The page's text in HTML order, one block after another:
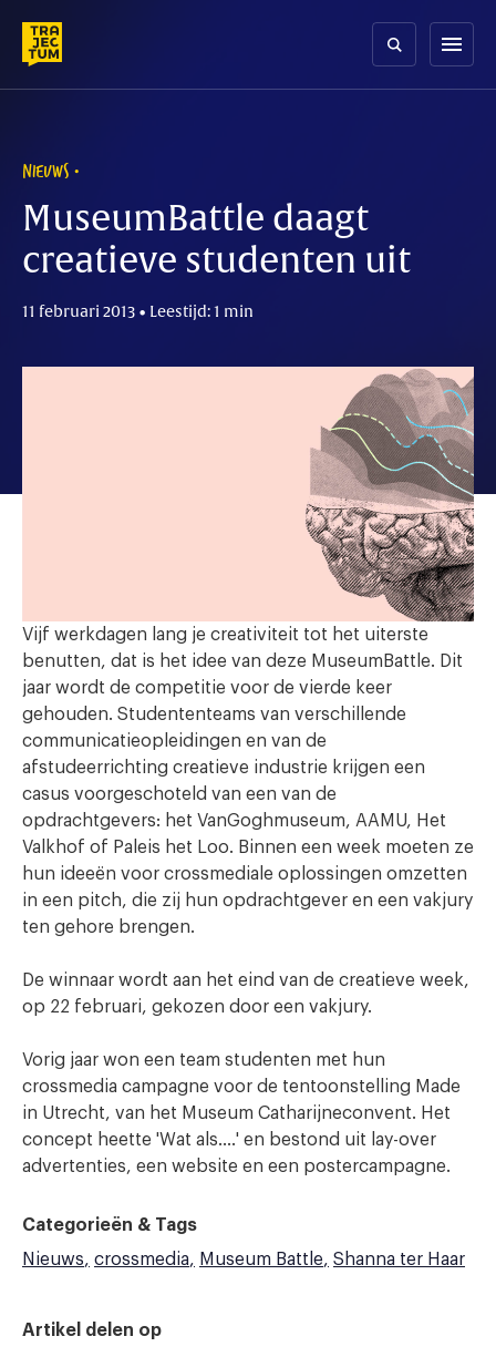
content
menu
NIEUWS
MuseumBattle daagt
creatieve studenten uit
11 februari 2013 • Leestijd: 1 min
Vijf werkdagen lang je creativiteit tot het uiterste
benutten, dat is het idee van deze MuseumBattle. Dit
jaar wordt de competitie voor de vierde keer
gehouden. Studententeams van verschillende
communicatieopleidingen en van de
afstudeerrichting creatieve industrie krijgen een
casus voorgeschoteld van een van de
opdrachtgevers: het VanGoghmuseum, AAMU, Het
Valkhof of Paleis het Loo. Binnen een week moeten ze
hun ideeën voor crossmediale oplossingen omzetten
in een pitch, die zij hun opdrachtgever en een vakjury
ten gehore brengen.
De winnaar wordt aan het eind van de creatieve week,
op 22 februari, gekozen door een vakjury.
Vorig jaar won een team studenten met hun
crossmedia campagne voor de tentoonstelling Made
in Utrecht, van het Museum Catharijneconvent. Het
concept heette 'Wat als….' en bestond uit lay-over
advertenties, een website en een postercampagne.
Categorieën & Tags
Nieuws
crossmedia Museum Battle Shanna ter Haar
Artikel delen op